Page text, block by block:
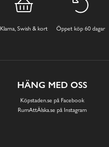
Klarna, Swish & kort Öppet köp 60 dagar
HÄNG MED OSS
Köpstaden.se på Facebook
RumAttÄlska.se på Instagram